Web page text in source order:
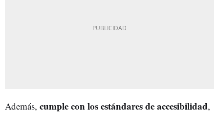
Además, cumple con los estándares de accesibilidad,